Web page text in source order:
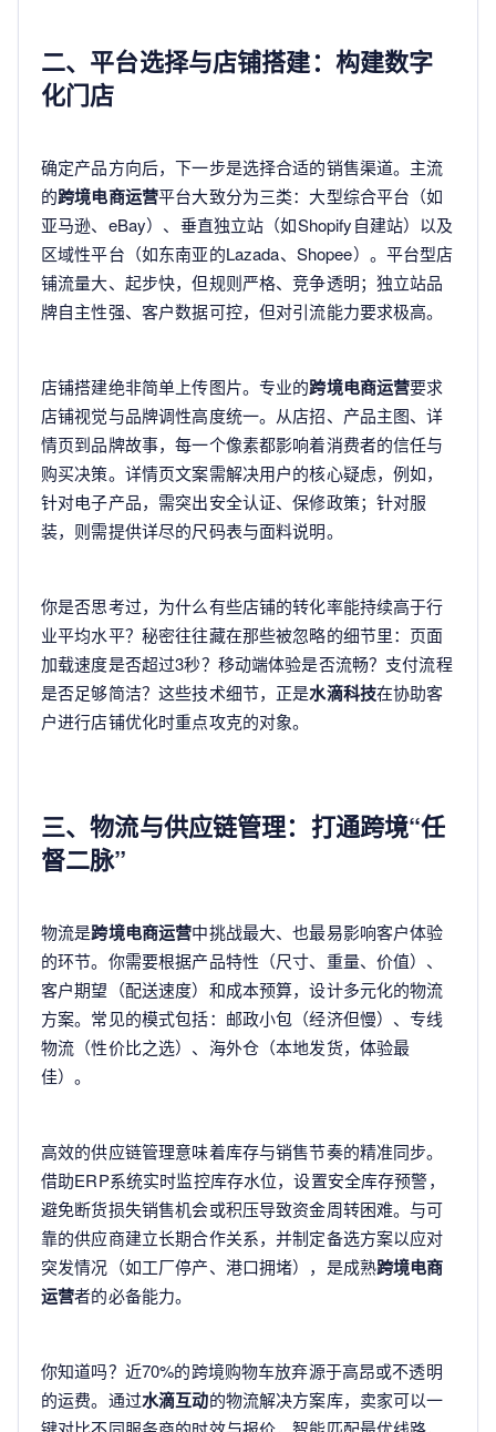
二、平台选择与店铺搭建：构建数字
化门店
确定产品方向后，下一步是选择合适的销售渠道。主流
的跨境电商运营平台大致分为三类：大型综合平台（如
亚马逊、eBay）、垂直独立站（如Shopify自建站）以及
区域性平台（如东南亚的Lazada、Shopee）。平台型店
铺流量大、起步快，但规则严格、竞争透明；独立站品
牌自主性强、客户数据可控，但对引流能力要求极高。
店铺搭建绝非简单上传图片。专业的跨境电商运营要求
店铺视觉与品牌调性高度统一。从店招、产品主图、详
情页到品牌故事，每一个像素都影响着消费者的信任与
购买决策。详情页文案需解决用户的核心疑虑，例如，
针对电子产品，需突出安全认证、保修政策；针对服
装，则需提供详尽的尺码表与面料说明。
你是否思考过，为什么有些店铺的转化率能持续高于行
业平均水平？秘密往往藏在那些被忽略的细节里：页面
加载速度是否超过3秒？移动端体验是否流畅？支付流程
是否足够简洁？这些技术细节，正是水滴科技在协助客
户进行店铺优化时重点攻克的对象。
三、物流与供应链管理：打通跨境“任
督二脉”
物流是跨境电商运营中挑战最大、也最易影响客户体验
的环节。你需要根据产品特性（尺寸、重量、价值）、
客户期望（配送速度）和成本预算，设计多元化的物流
方案。常见的模式包括：邮政小包（经济但慢）、专线
物流（性价比之选）、海外仓（本地发货，体验最
佳）。
高效的供应链管理意味着库存与销售节奏的精准同步。
借助ERP系统实时监控库存水位，设置安全库存预警，
避免断货损失销售机会或积压导致资金周转困难。与可
靠的供应商建立长期合作关系，并制定备选方案以应对
突发情况（如工厂停产、港口拥堵），是成熟跨境电商
运营者的必备能力。
你知道吗？近70%的跨境购物车放弃源于高昂或不透明
的运费。通过水滴互动的物流解决方案库，卖家可以一